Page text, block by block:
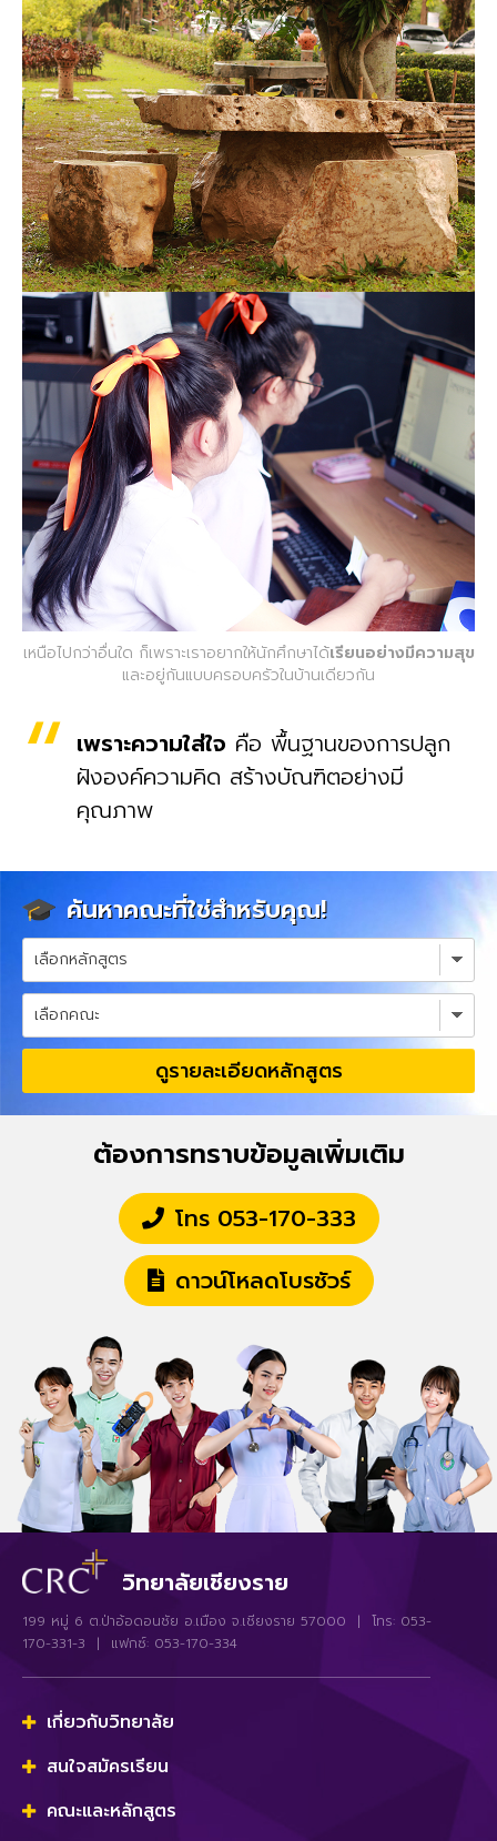
เหนือไปกว่าอื่นใด ก็เพราะเราอยากให้นักศึกษาได้เรียนอย่างมีความสุข
และอยู่กันแบบครอบครัวในบ้านเดียวกัน
เพราะความใส่ใจ คือ พื้นฐานของการปลูก
ฝังองค์ความคิด สร้างบัณฑิตอย่างมี
คุณภาพ
ค้นหาคณะที่ใช่สำหรับคุณ!
ดูรายละเอียดหลักสูตร
ต้องการทราบข้อมูลเพิ่มเติม
โทร 053-170-333
ดาวน์โหลดโบรชัวร์
วิทยาลัยเชียงราย
199 หมู่ 6 ต.ป่าอ้อดอนชัย อ.เมือง จ.เชียงราย 57000 | โทร: 053-
170-331-3 | แฟกซ์: 053-170-334
เกี่ยวกับวิทยาลัย
สนใจสมัครเรียน
คณะและหลักสูตร